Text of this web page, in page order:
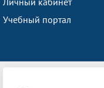
Учебный портал